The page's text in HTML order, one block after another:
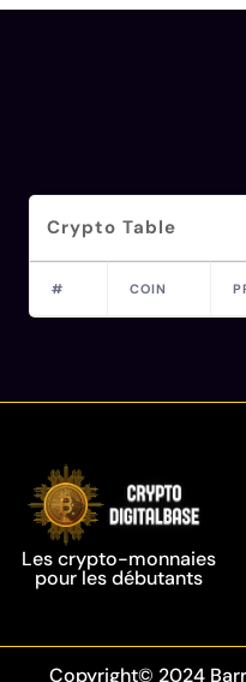
Crypto Table
# COIN
Les crypto-monnaies
pour les débutants
Copyright© 2024